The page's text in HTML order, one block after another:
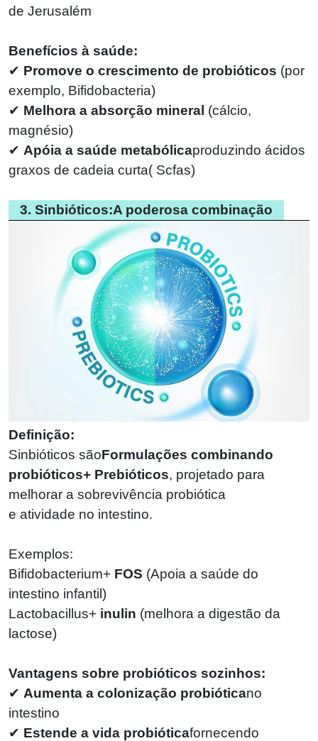
de Jerusalém
Benefícios à saúde:
✔ Promove o crescimento de probióticos (por
exemplo, Bifidobacteria)
✔ Melhora a absorção mineral (cálcio,
magnésio)
✔ Apóia a saúde metabólicaproduzindo ácidos
graxos de cadeia curta( Scfas)
3. Sinbióticos:A poderosa combinação
Definição:
Sinbióticos sãoFormulações combinando
probióticos+ Prebióticos, projetado para
melhorar a sobrevivência probiótica
e atividade no intestino.
Exemplos:
Bifidobacterium+ FOS (Apoia a saúde do
intestino infantil)
Lactobacillus+ inulin (melhora a digestão da
lactose)
Vantagens sobre probióticos sozinhos:
✔ Aumenta a colonização probióticano
intestino
✔ Estende a vida probióticafornecendo